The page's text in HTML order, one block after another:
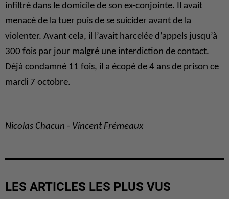
infiltré dans le domicile de son ex-conjointe. Il avait
menacé de la tuer puis de se suicider avant de la
violenter. Avant cela, il l’avait harcelée d’appels jusqu’à
300 fois par jour malgré une interdiction de contact.
Déjà condamné 11 fois, il a écopé de 4 ans de prison ce
mardi 7 octobre.
Nicolas Chacun - Vincent Frémeaux
LES ARTICLES LES PLUS VUS